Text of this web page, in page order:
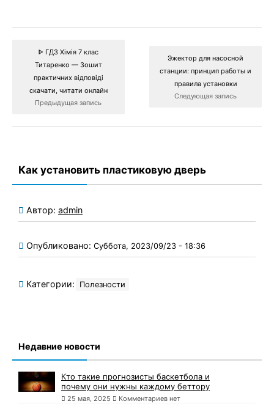
ᐈ ГДЗ Хімія 7 клас
Титаренко — Зошит
практичних відповіді
скачати, читати онлайн
Предыдущая запись
Эжектор для насосной
станции: принцип работы и
правила установки
Следующая запись
Как установить пластиковую дверь
Автор: admin
Опубликовано: Суббота, 2023/09/23 - 18:36
Категории: Полезности
Недавние новости
Кто такие прогнозисты баскетбола и
почему они нужны каждому беттору
25 мая, 2025 Комментариев нет